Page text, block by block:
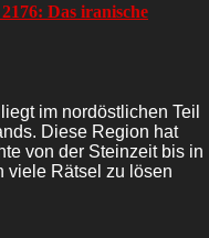
Das iranische
im nordöstlichen Teil
Diese Region hat
von der Steinzeit bis in
viele Rätsel zu lösen